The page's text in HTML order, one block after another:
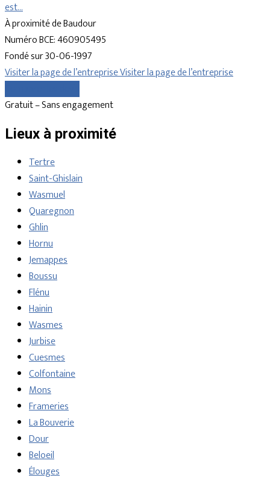
est…
À proximité de Baudour
Numéro BCE: 460905495
Fondé sur 30-06-1997
Visiter la page de l’entrepriseVisiter la page de l’entreprise
Gratuit – Sans engagement
Lieux à proximité
Tertre
Saint-Ghislain
Wasmuel
Quaregnon
Ghlin
Hornu
Jemappes
Boussu
Flénu
Hainin
Wasmes
Jurbise
Cuesmes
Colfontaine
Mons
Frameries
La Bouverie
Dour
Beloeil
Élouges